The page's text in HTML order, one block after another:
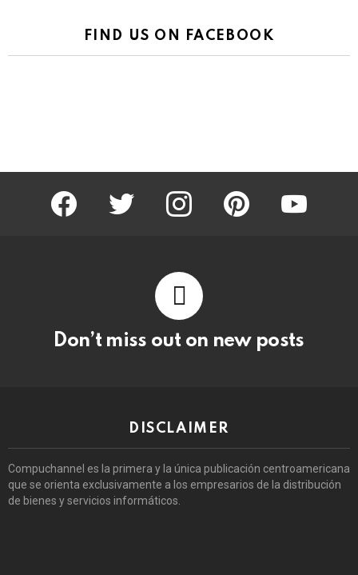
FIND US ON FACEBOOK
facebook twitter instagram pinterest youtube
Don’t miss out on new posts
DISCLAIMER
Compuchannel es la primera y la única publicación centroamericana
que se orienta exclusivamente a los empresarios de la distribución
de bienes y servicios informáticos.